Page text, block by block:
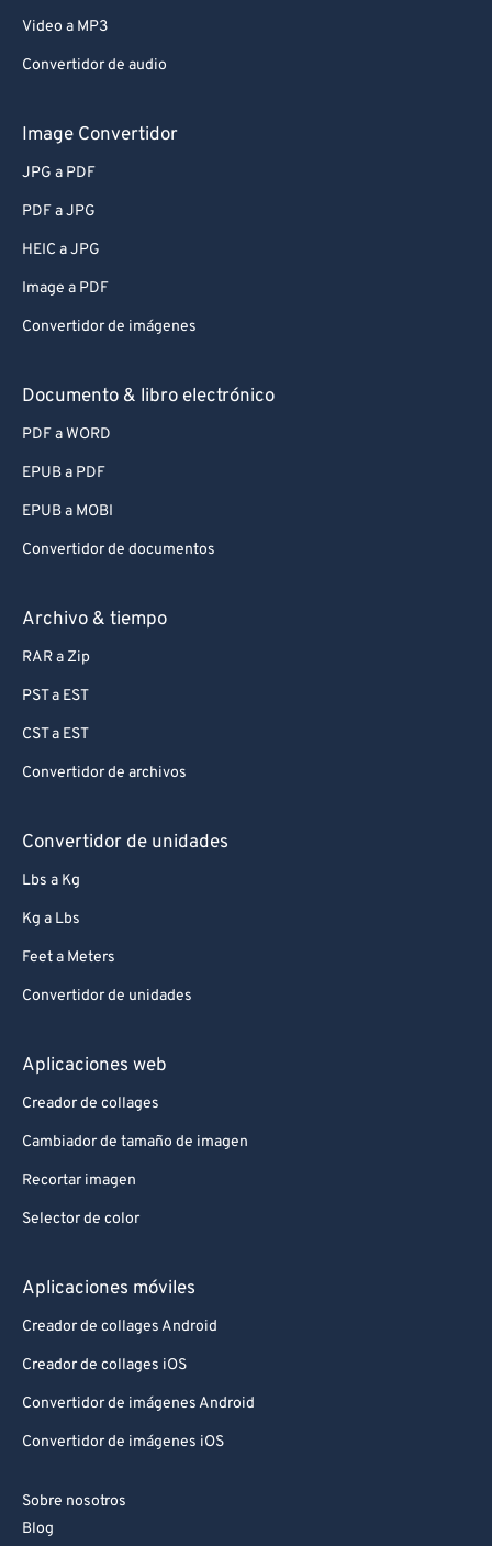
Video a MP3
Convertidor de audio
Image Convertidor
JPG a PDF
PDF a JPG
HEIC a JPG
Image a PDF
Convertidor de imágenes
Documento & libro electrónico
PDF a WORD
EPUB a PDF
EPUB a MOBI
Convertidor de documentos
Archivo & tiempo
RAR a Zip
PST a EST
CST a EST
Convertidor de archivos
Convertidor de unidades
Lbs a Kg
Kg a Lbs
Feet a Meters
Convertidor de unidades
Aplicaciones web
Creador de collages
Cambiador de tamaño de imagen
Recortar imagen
Selector de color
Aplicaciones móviles
Creador de collages Android
Creador de collages iOS
Convertidor de imágenes Android
Convertidor de imágenes iOS
Sobre nosotros
Blog